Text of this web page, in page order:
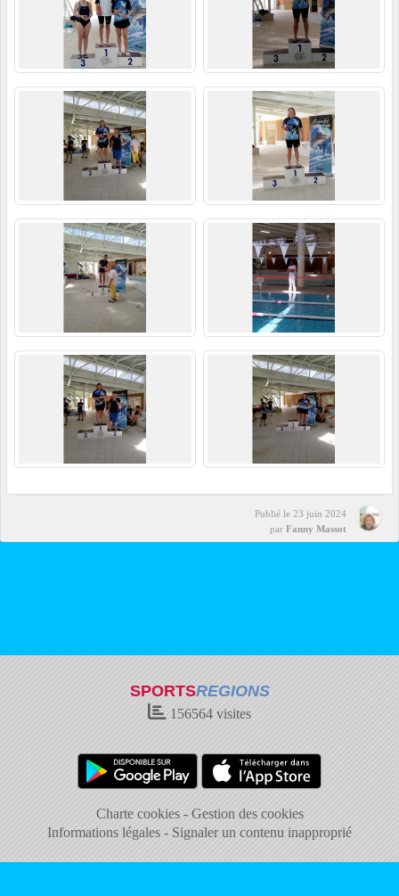
Publié le 23 juin 2024
par Fanny Massot
SPORTSREGIONS
156564 visites
Charte cookies
Gestion des cookies
Informations légales
Signaler un contenu inapproprié